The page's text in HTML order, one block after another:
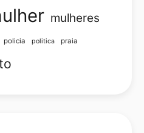
mulheres
policia politica praia